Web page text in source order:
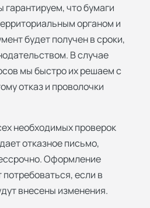
что бумаги
органом и
будет получен в сроки,
В случае
мы быстро их решаем с
отказ и проволочки
необходимых проверок
отказное письмо,
Оформление
если в
внесены изменения.